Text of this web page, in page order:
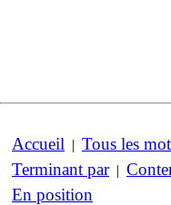
Accueil | Tous les
Terminant par|
En position